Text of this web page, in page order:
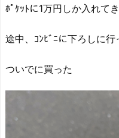
ﾎﾟｹｯﾄに1万円しか入れて
途中、ｺﾝﾋﾞﾆに下ろしに行
ついでに買った